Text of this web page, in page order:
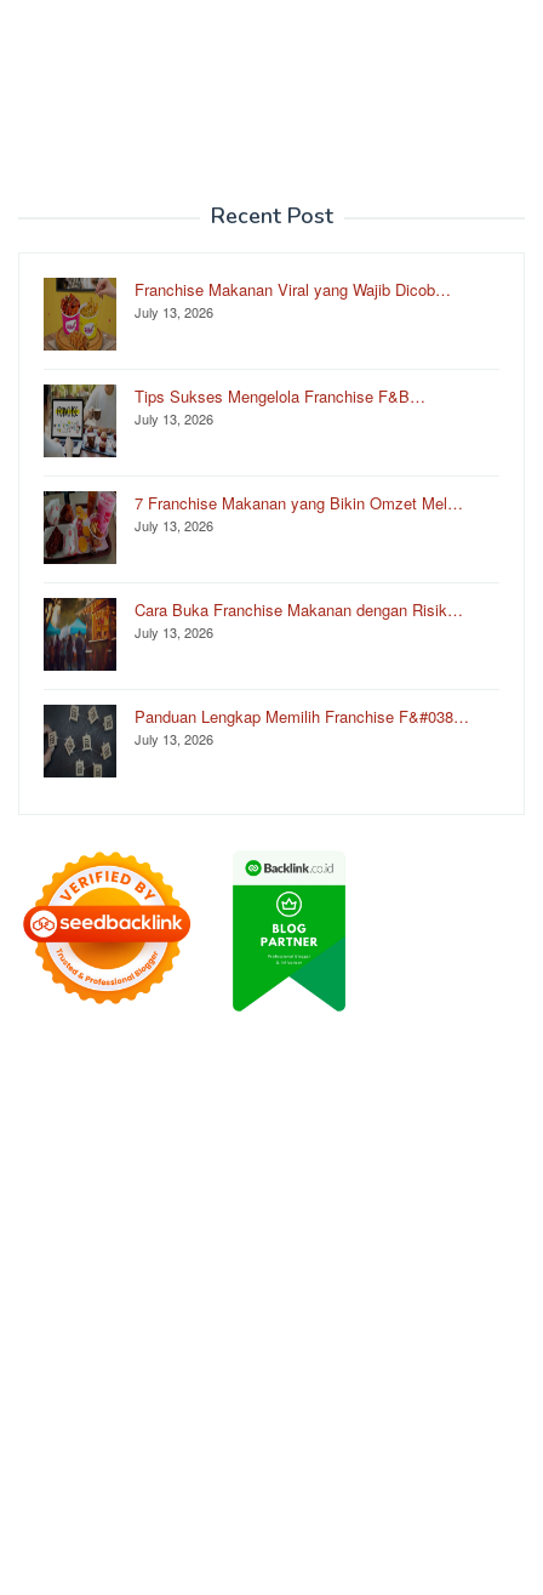
Recent Post
Franchise Makanan Viral yang Wajib Dicob…
July 13, 2026
Tips Sukses Mengelola Franchise F&B…
July 13, 2026
7 Franchise Makanan yang Bikin Omzet Mel…
July 13, 2026
Cara Buka Franchise Makanan dengan Risik…
July 13, 2026
Panduan Lengkap Memilih Franchise F&#038…
July 13, 2026